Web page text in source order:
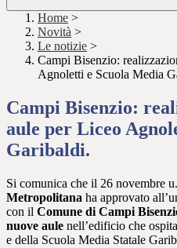
Home >
Novità >
Le notizie >
Campi Bisenzio:
Agnoletti e Scuola Media
Campi Bisenzio:
aule per Liceo
Garibaldi.
Si comunica che il 26 novembre
Metropolitana ha approvato
con il Comune di Campi
nuove aule nell’edificio che
e della Scuola Media Statale